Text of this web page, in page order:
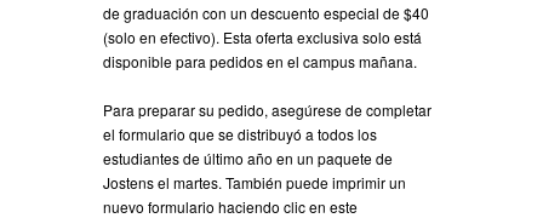
de graduación con un descuento especial de $40
(solo en efectivo). Esta oferta exclusiva solo está
disponible para pedidos en el campus mañana.
Para preparar su pedido, asegúrese de completar
el formulario que se distribuyó a todos los
estudiantes de último año en un paquete de
Jostens el martes. También puede imprimir un
nuevo formulario haciendo clic en este